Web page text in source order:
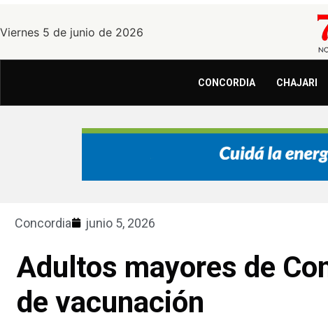
Viernes 5 de junio de 2026
CONCORDIA CHAJARI
Concordia junio 5, 2026
Adultos mayores de
de vacunación